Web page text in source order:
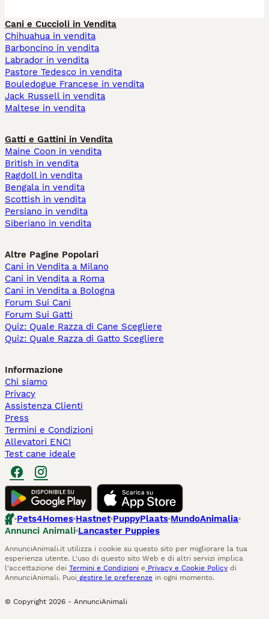
Cani e Cuccioli in Vendita
Chihuahua in vendita
Barboncino in vendita
Labrador in vendita
Pastore Tedesco in vendita
Bouledogue Francese in vendita
Jack Russell in vendita
Maltese in vendita
Gatti e Gattini in Vendita
Maine Coon in vendita
British in vendita
Ragdoll in vendita
Bengala in vendita
Scottish in vendita
Persiano in vendita
Siberiano in vendita
Altre Pagine Popolari
Cani in Vendita a Milano
Cani in Vendita a Roma
Cani in Vendita a Bologna
Forum Sui Cani
Forum Sui Gatti
Quiz: Quale Razza di Cane Scegliere
Quiz: Quale Razza di Gatto Scegliere
Informazione
Chi siamo
Privacy
Assistenza Clienti
Press
Termini e Condizioni
Allevatori ENCI
Test cane ideale
Pets4Homes Hastnet PuppyPlaats MundoAnimalia
Annunci Animali Lancaster Puppies
AnnunciAnimali.it utilizza i cookie su questo sito per migliorare la tua
esperienza utente. L'uso di questo sito Web e di altri servizi implica
l'accettazione dei Termini e Condizioni e Privacy e Cookie Policy di
AnnunciAnimali. Puoi gestire le preferenze in ogni momento.
© Copyright 2026 - AnnunciAnimali